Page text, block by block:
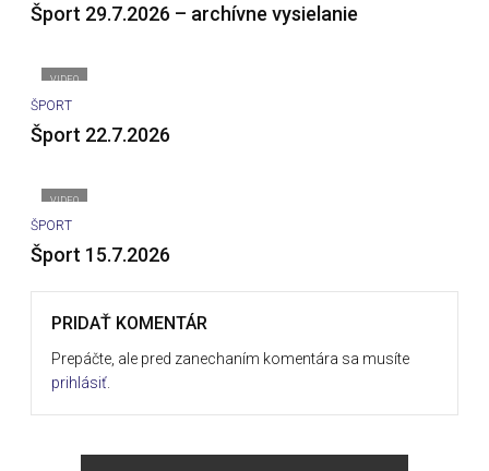
Šport 29.7.2026 – archívne vysielanie
VIDEO
ŠPORT
Šport 22.7.2026
VIDEO
ŠPORT
Šport 15.7.2026
PRIDAŤ KOMENTÁR
Prepáčte, ale pred zanechaním komentára sa musíte
prihlásiť